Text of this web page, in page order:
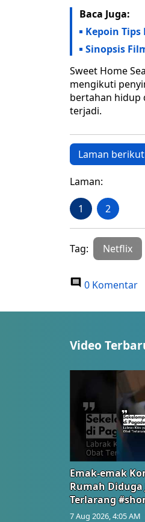
Baca Juga:
Kepoin
Sinopsis
Sweet Home
mengikuti
bertahan hidup
terjadi.
Laman
Laman:
1 2
Tag: Netflix
0 Komentar
Video
Emak-emak
Rumah Diduga
Terlarang
7 Aug 2026, 4:05 AM